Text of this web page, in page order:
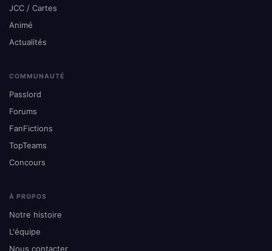
JCC / Cartes
Animé
Actualités
COMMUNAUTÉ
Passlord
Forums
FanFictions
TopTeams
Concours
À PROPOS
Notre histoire
L'équipe
Nous contacter